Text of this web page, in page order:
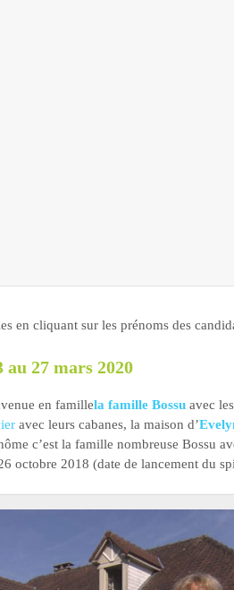
en cliquant sur les prénoms des
27 mars 2020
en famillela famille Bossu avec
avec leurs cabanes, la maison d’
c’est la famille nombreuse Bossu
octobre 2018 (date de lancement du